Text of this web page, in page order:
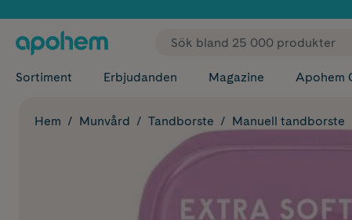
Sortiment Erbjudanden Magazine Apohem
Hem Munvård Tandborste Manuell tandborste